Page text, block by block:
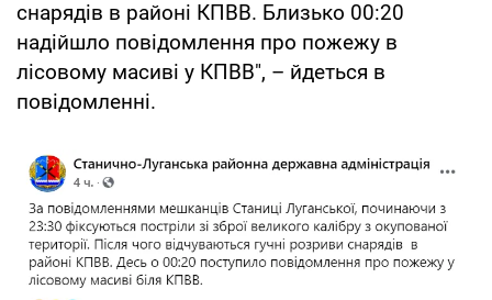
снарядів в районі КПВВ. Близько 00:20
надійшло повідомлення про пожежу в
лісовому масиві у КПВВ", – йдеться в
повідомленні.